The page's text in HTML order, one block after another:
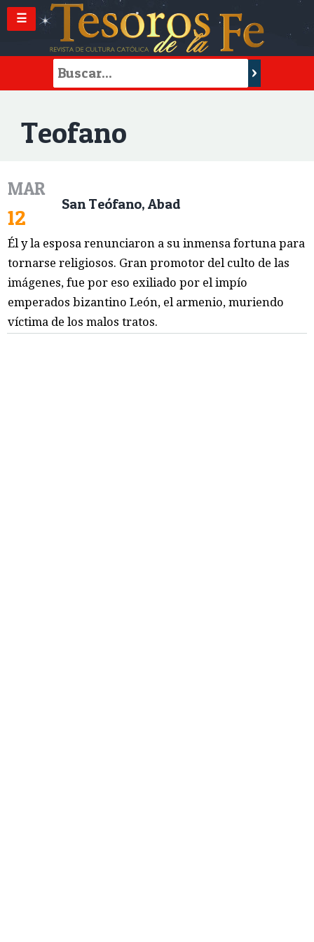
☰
Teofano
MAR
12
San Teófano, Abad
Él y la esposa renunciaron a su inmensa fortuna para
tornarse religiosos. Gran promotor del culto de las
imágenes, fue por eso exiliado por el impío
emperados bizantino León, el armenio, muriendo
víctima de los malos tratos.